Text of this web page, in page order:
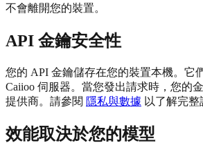
不會離開您的裝置。
API 金鑰安全性
您的 API 金鑰儲存在您的裝置本機。它
Caiioo 伺服器。當您發出請求時，您的
提供商。請參閱 隱私與數據 以了解完整
效能取決於您的模型